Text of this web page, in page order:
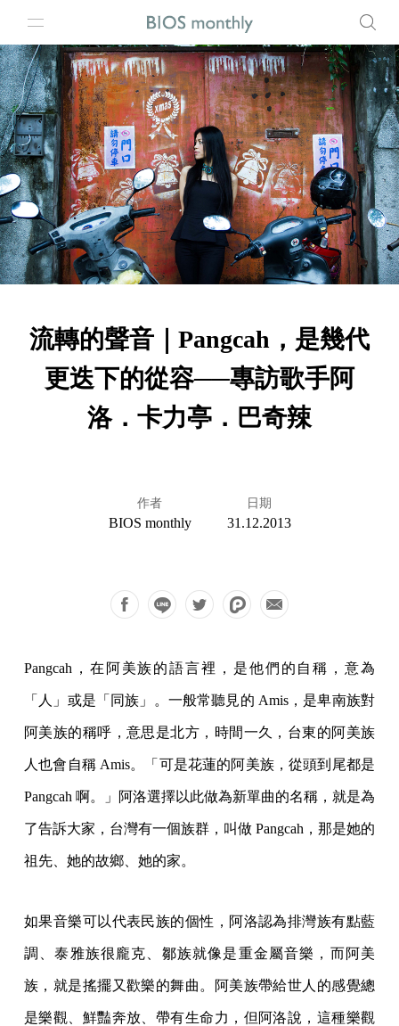
流轉的聲音｜Pangcah，是幾代
更迭下的從容──專訪歌手阿
洛．卡力亭．巴奇辣
作者
BIOS monthly
日期
31.12.2013
Pangcah，在阿美族的語言裡，是他們的自稱，意為
「人」或是「同族」。一般常聽見的 Amis，是卑南族對
阿美族的稱呼，意思是北方，時間一久，台東的阿美族
人也會自稱 Amis。「可是花蓮的阿美族，從頭到尾都是
Pangcah 啊。」阿洛選擇以此做為新單曲的名稱，就是為
了告訴大家，台灣有一個族群，叫做 Pangcah，那是她的
祖先、她的故鄉、她的家。
如果音樂可以代表民族的個性，阿洛認為排灣族有點藍
調、泰雅族很龐克、鄒族就像是重金屬音樂，而阿美
族，就是搖擺又歡樂的舞曲。阿美族帶給世人的感覺總
是樂觀、鮮豔奔放、帶有生命力，但阿洛說，這種樂觀